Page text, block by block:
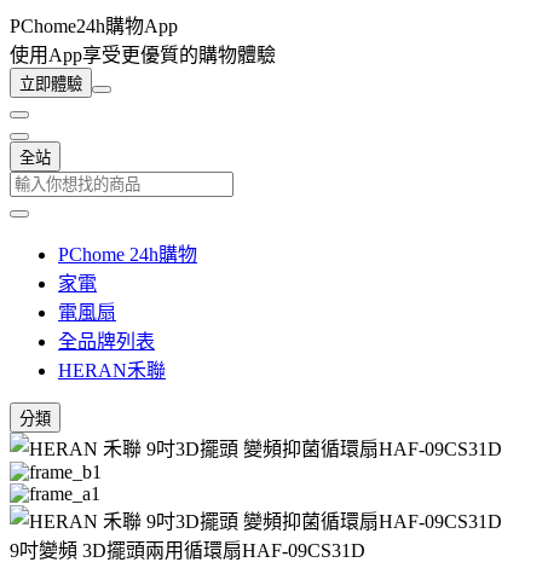
PChome24h購物App
使用App享受更優質的購物體驗
立即體驗
全站
PChome 24h購物
家電
電風扇
全品牌列表
HERAN禾聯
分類
9吋變頻 3D擺頭兩用循環扇HAF-09CS31D